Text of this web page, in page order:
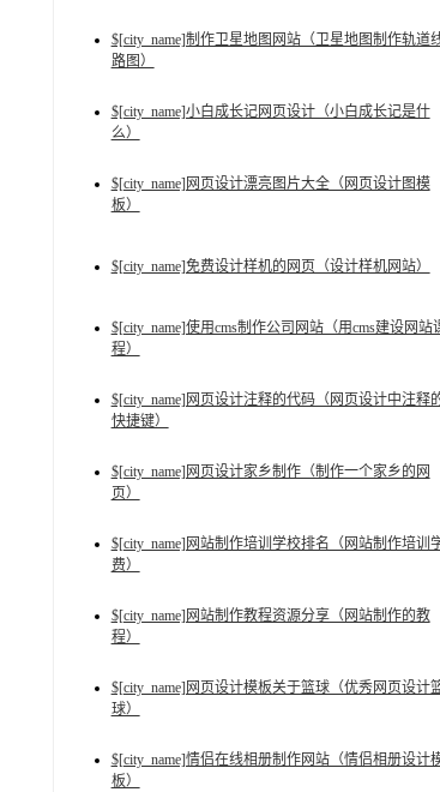
$[city_name]制作卫星地图网站（卫星地图制作轨道
路图）
$[city_name]小白成长记网页设计（小白成长记是什
么）
$[city_name]网页设计漂亮图片大全（网页设计图模
板）
$[city_name]免费设计样机的网页（设计样机网站）
$[city_name]使用cms制作公司网站（用cms建设网站
程）
$[city_name]网页设计注释的代码（网页设计中注释
快捷键）
$[city_name]网页设计家乡制作（制作一个家乡的网
页）
$[city_name]网站制作培训学校排名（网站制作培训
费）
$[city_name]网站制作教程资源分享（网站制作的教
程）
$[city_name]网页设计模板关于篮球（优秀网页设计
球）
$[city_name]情侣在线相册制作网站（情侣相册设计
板）